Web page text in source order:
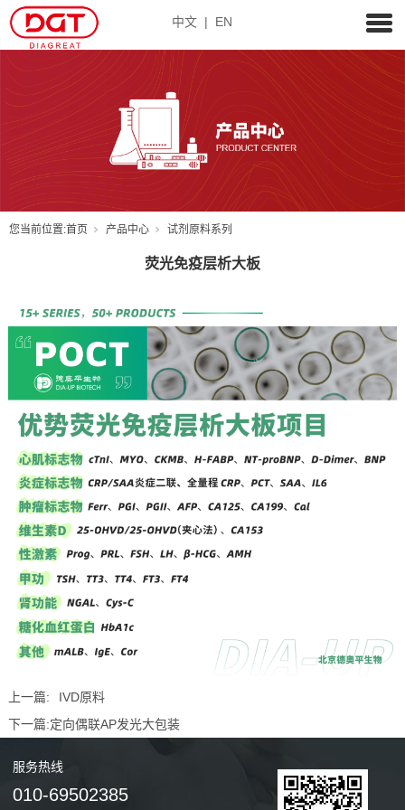
中文 | EN
您当前位置:首页 产品中心 试剂原料系列
荧光免疫层析大板
上一篇:
IVD原料
下一篇:定向偶联AP发光大包装
服务热线
010-69502385